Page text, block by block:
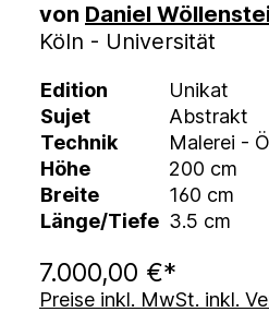
von Daniel
Köln - Universität
Edition
Unikat
Sujet
Abstrakt
Technik
Malerei -
Höhe
200 cm
Breite
160 cm
Länge/Tiefe 3.5 cm
7.000,00 €*
Preise inkl. MwSt. inkl.